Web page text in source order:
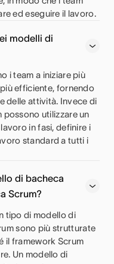
ed eseguire il lavoro.
modelli di
i team a iniziare più
efficiente, fornendo
delle attività. Invece di
possono utilizzare un
in fasi, definire i
standard a tutti i
di bacheca
Scrum?
tipo di modello di
sono più strutturate
il framework Scrum
Un modello di